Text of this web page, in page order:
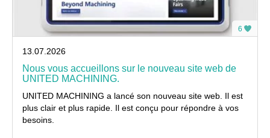
6
13.07.2026
Nous vous accueillons sur le nouveau site web de
UNITED MACHINING.
UNITED MACHINING a lancé son nouveau site web. Il est
plus clair et plus rapide. Il est conçu pour répondre à vos
besoins.